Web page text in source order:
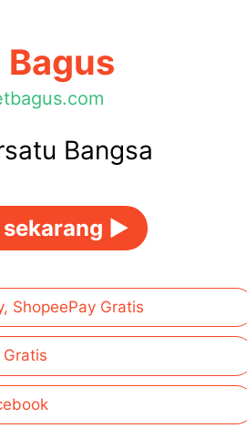
Bangsa
►
ShopeePay Gratis